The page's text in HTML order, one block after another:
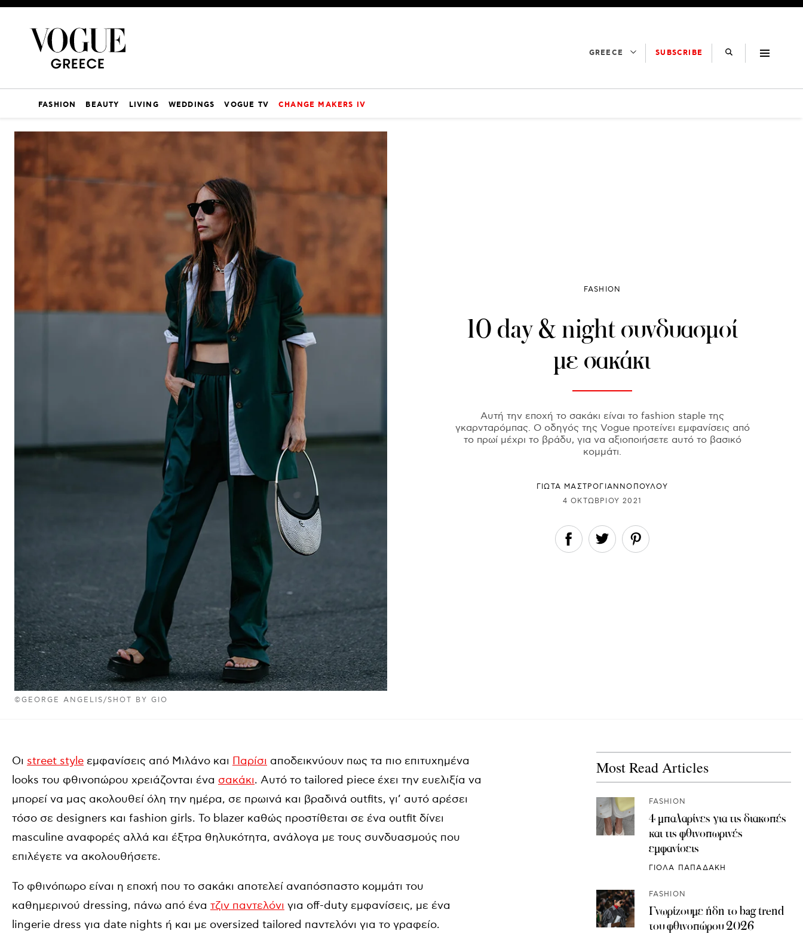
GREECE SUBSCRIBE
FASHION BEAUTY LIVING WEDDINGS VOGUE TV CHANGE MAKERS IV
©GEORGE ANGELIS/SHOT BY GIO
FASHION
10 day & night συνδυασμοί
με σακάκι
Αυτή την εποχή το σακάκι είναι το fashion staple της
γκαρνταρόμπας. Ο οδηγός της Vogue προτείνει εμφανίσεις από
το πρωί μέχρι το βράδυ, για να αξιοποιήσετε αυτό το βασικό
κομμάτι.
ΓΙΩΤΑ ΜΑΣΤΡΟΓΙΑΝΝΟΠΟΥΛΟΥ
4 ΟΚΤΩΒΡΊΟΥ 2021
Οι street style εμφανίσεις από Μιλάνο και Παρίσι απoδεικνύουν πως τα πιο επιτυχημένα
looks του φθινοπώρου χρειάζονται ένα σακάκι. Αυτό το tailored piece έχει την ευελιξία να
μπορεί να μας ακολουθεί όλη την ημέρα, σε πρωινά και βραδινά outfits, γι’ αυτό αρέσει
τόσο σε designers και fashion girls. Το blazer καθώς προστίθεται σε ένα outfit δίνει
masculine αναφορές αλλά και έξτρα θηλυκότητα, ανάλογα με τους συνδυασμούς που
επιλέγετε να ακολουθήσετε.
Το φθινόπωρο είναι η εποχή που το σακάκι αποτελεί αναπόσπαστο κομμάτι του
καθημερινού dressing, πάνω από ένα τζιν παντελόνι για off-duty εμφανίσεις, με ένα
lingerie dress για date nights ή και με oversized tailored παντελόνι για το γραφείο.
Most Read Articles
FASHION
4 μπαλαρίνες για τις διακοπές
και τις φθινοπωρινές
εμφανίσεις
ΓΙΟΛΑ ΠΑΠΑΔΑΚΗ
FASHION
Γνωρίζουμε ήδη το bag trend
του φθινοπώρου 2026